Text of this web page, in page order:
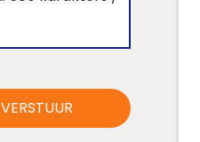
VERSTUUR